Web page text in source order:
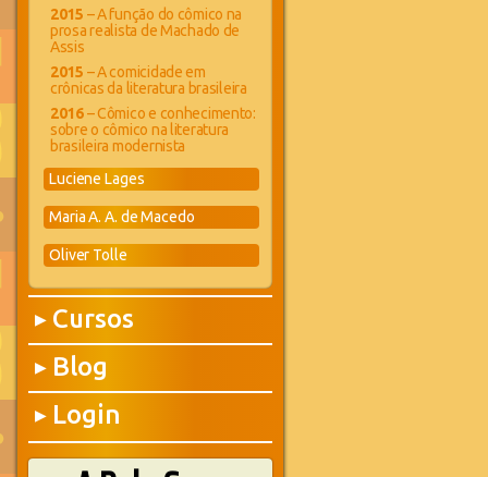
2015 – A função do cômico na
prosa realista de Machado de
Assis
2015 – A comicidade em
crônicas da literatura brasileira
2016– Cômico e conhecimento:
sobre o cômico na literatura
brasileira modernista
Luciene Lages
Maria A. A. de Macedo
Oliver Tolle
▶ Cursos
▶ Blog
▶ Login